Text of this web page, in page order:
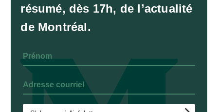
résumé, dès 17h, de l’actualité
de Montréal.